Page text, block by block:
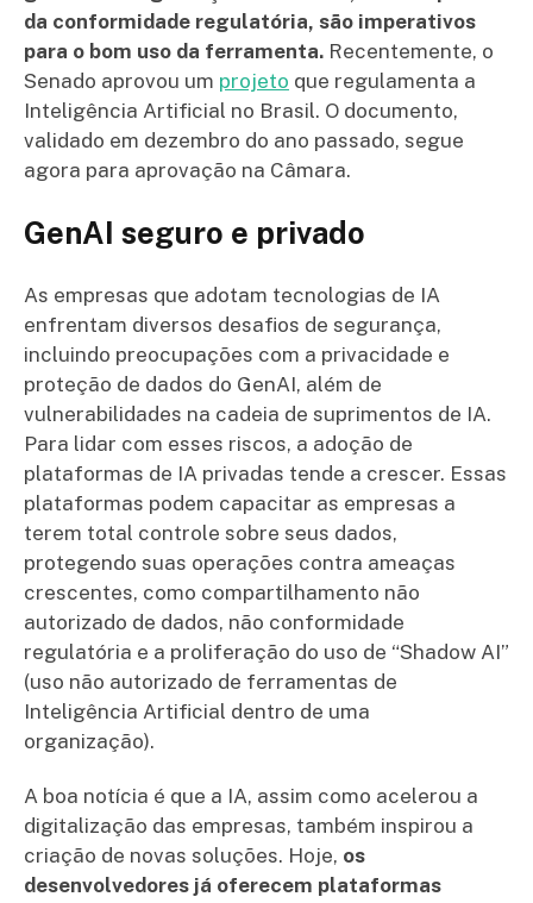
da conformidade regulatória, são imperativos
para o bom uso da ferramenta. Recentemente, o
Senado aprovou um projeto que regulamenta a
Inteligência Artificial no Brasil. O documento,
validado em dezembro do ano passado, segue
agora para aprovação na Câmara.
GenAI seguro e privado
As empresas que adotam tecnologias de IA
enfrentam diversos desafios de segurança,
incluindo preocupações com a privacidade e
proteção de dados do GenAI, além de
vulnerabilidades na cadeia de suprimentos de IA.
Para lidar com esses riscos, a adoção de
plataformas de IA privadas tende a crescer. Essas
plataformas podem capacitar as empresas a
terem total controle sobre seus dados,
protegendo suas operações contra ameaças
crescentes, como compartilhamento não
autorizado de dados, não conformidade
regulatória e a proliferação do uso de “Shadow AI”
(uso não autorizado de ferramentas de
Inteligência Artificial dentro de uma
organização).
A boa notícia é que a IA, assim como acelerou a
digitalização das empresas, também inspirou a
criação de novas soluções. Hoje, os
desenvolvedores já oferecem plataformas